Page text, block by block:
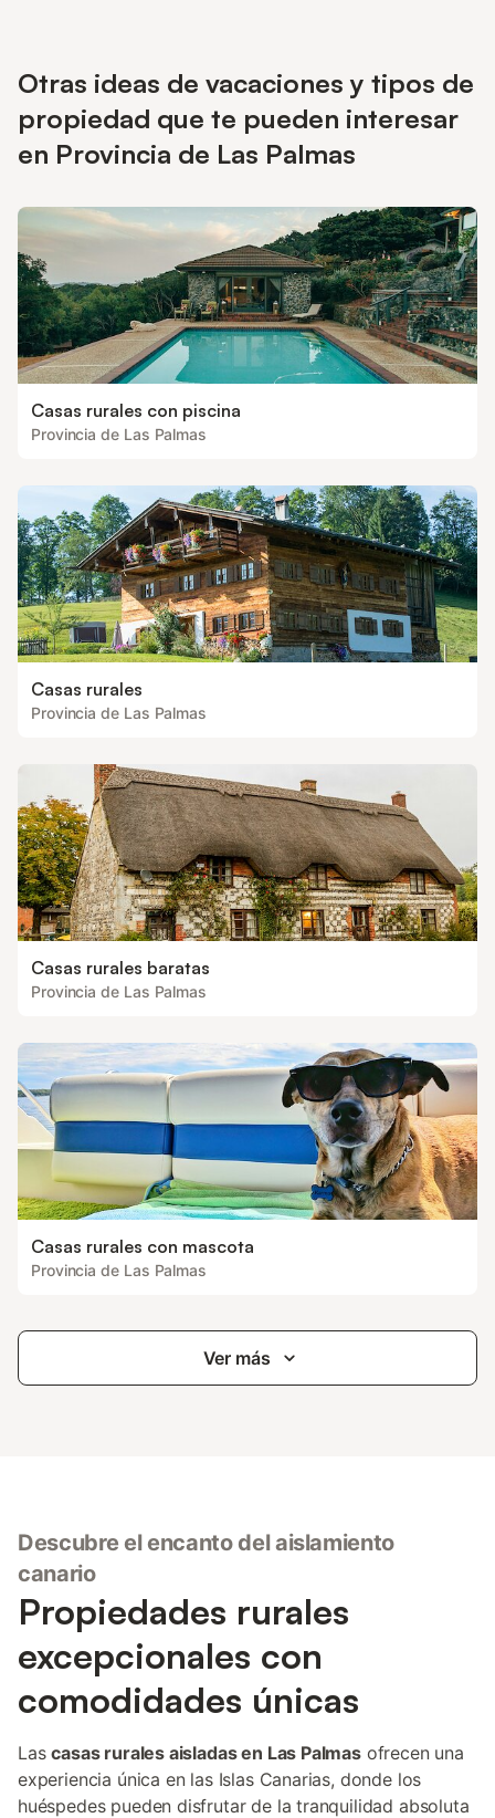
se permite fumar. No se permiten eventos. El self check-in está
Otras ideas de vacaciones y tipos de
propiedad que te pueden interesar
en Provincia de Las Palmas
Casas rurales con piscina
Provincia de Las Palmas
Casas rurales
Provincia de Las Palmas
Casas rurales baratas
Provincia de Las Palmas
Casas rurales con mascota
Provincia de Las Palmas
Ver más
Descubre el encanto del aislamiento
canario
Propiedades rurales
excepcionales con
comodidades únicas
Lascasas rurales aisladas en Las Palmasofrecen una
experiencia única en las Islas Canarias, donde los
huéspedes pueden disfrutar de la tranquilidad absoluta